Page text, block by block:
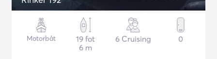
Motorbåt
19 fot
6 m
6 Cruising 0